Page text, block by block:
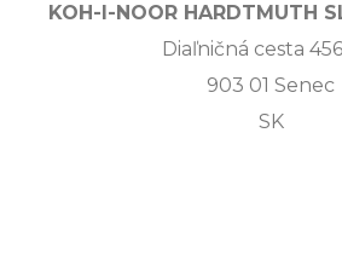
KOH-I-NOOR HARDTMUTH
Diaľničná cesta
903 01 Senec
SK